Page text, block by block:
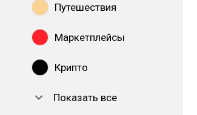
Путешествия
Маркетплейсы
Крипто
Показать все